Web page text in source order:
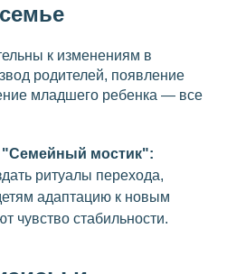
к изменениям в
родителей, появление
младшего ребенка — все
"Семейный мостик":
ритуалы перехода,
адаптацию к новым
чувство стабильности.